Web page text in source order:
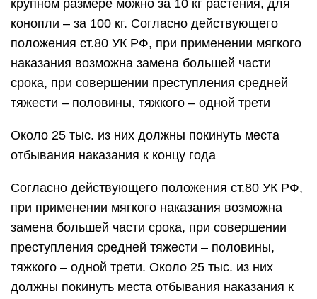
крупном размере можно за 10 кг растения, для
конопли – за 100 кг. Согласно действующего
положения ст.80 УК РФ, при применении мягкого
наказания возможна замена большей части
срока, при совершении преступления средней
тяжести – половины, тяжкого – одной трети
Около 25 тыс. из них должны покинуть места
отбывания наказания к концу года
Согласно действующего положения ст.80 УК РФ,
при применении мягкого наказания возможна
замена большей части срока, при совершении
преступления средней тяжести – половины,
тяжкого – одной трети. Около 25 тыс. из них
должны покинуть места отбывания наказания к